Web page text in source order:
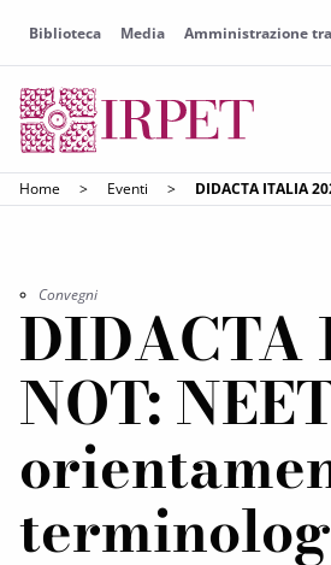
Biblioteca Media Amministrazione
Home > Eventi > DIDACTA ITALIA
Convegni
DIDACTA
NOT: